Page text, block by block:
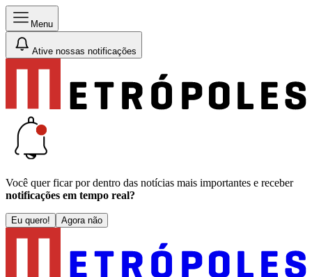
Menu
Ative nossas notificações
Você quer ficar por dentro das notícias mais importantes e receber
notificações em tempo real?
Eu quero! Agora não